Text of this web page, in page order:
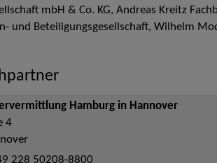
mbH & Co. KG, Andreas Kreitz
und Beteiligungsgesellschaft, Wilhelm
Hamburg in Hannover
4
228 50208-8800